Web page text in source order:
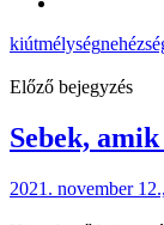
kiútmélység
Előző bejegyzés
Sebek,
2021. november